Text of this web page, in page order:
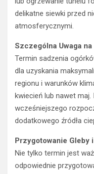
delikatne siewki przed
atmosferycznymi.
Szczególna Uwaga na
Termin sadzenia
dla uzyskania
regionu i warunków
kwiecień lub nawet
wcześniejszego
dodatkowego źródła
Przygotowanie Gleby
Nie tylko termin jest
odpowiednie